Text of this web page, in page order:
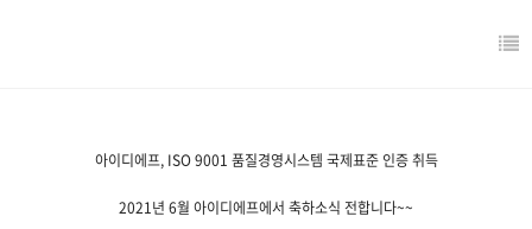
아이디에프, ISO 9001 품질경영시스템 국제표준 인증 취득
2021년 6월 아이디에프에서 축하소식 전합니다~~